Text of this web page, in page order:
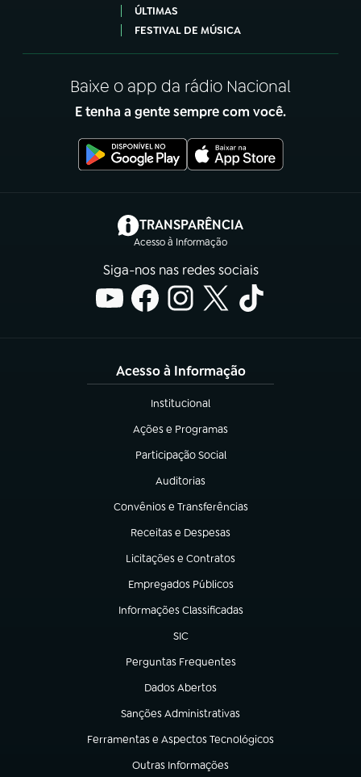
ÚLTIMAS
FESTIVAL DE MÚSICA
Baixe o app da rádio Nacional
E tenha a gente sempre com você.
TRANSPARÊNCIA
Acesso à Informação
(abre em nova aba)
Siga-nos nas redes sociais
Acesso à Informação
Institucional
(abre em nova aba)
Ações e Programas
(abre em nova aba)
Participação Social
(abre em nova aba)
Auditorias
(abre em nova aba)
Convênios e Transferências
(abre em nova aba)
Receitas e Despesas
(abre em nova aba)
Licitações e Contratos
(abre em nova aba)
Empregados Públicos
(abre em nova aba)
Informações Classificadas
(abre em nova aba)
SIC
(abre em nova aba)
Perguntas Frequentes
(abre em nova aba)
Dados Abertos
(abre em nova aba)
Sanções Administrativas
(abre em nova aba)
Ferramentas e Aspectos Tecnológicos
(abre em nova aba)
Outras Informações
(abre em nova aba)